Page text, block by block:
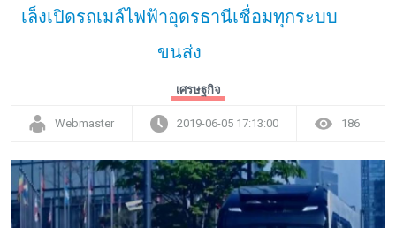
เล็งเปิดรถเมล์ไฟฟ้าอุดรธานีเชื่อมทุกระบบ
ขนส่ง
เศรษฐกิจ
Webmaster 2019-06-05 17:13:00 186